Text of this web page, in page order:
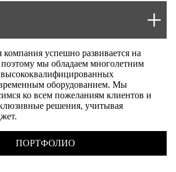
успешно развивается на
мы обладаем многолетним
оборудованием. Мы
ко всем пожеланиям клиентов и
решения, учитывая
ПОРТФОЛИО